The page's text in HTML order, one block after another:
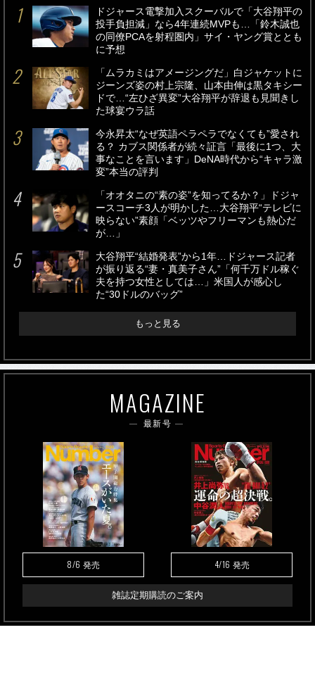
ドジャース電撃加入スクーバルで「大谷翔平の
投手負担減」なら4年連続MVPも…「鈴木誠也
の同僚PCAを射程圏内」サイ・ヤング賞ととも
に予想
「ムラカミはアメージングだ」白ジャケットに
ジーンズ姿の村上宗隆、山本由伸は黒タキシー
ドで…“左ひざ異変”大谷翔平が辞退も見聞きし
た球宴ウラ話
今永昇太“なぜ英語ペラペラでなくても”愛され
る？ カブス関係者が続々証言「最後に1つ、大
事なことを言います」DeNA時代から“キャラ激
変”本当の評判
「オオタニの“素の姿”を知ってるか？」ドジャ
ースコーチ3人が明かした…大谷翔平“テレビに
映らない”素顔「ベッツやフリーマンも熱心だ
が…」
大谷翔平“結婚発表”から1年…ドジャース記者
が振り返る“妻・真美子さん”「何千万ドル稼ぐ
夫を持つ女性としては…」米国人が感心し
た“30ドルのバッグ”
もっと見る
MAGAZINE
最新号
8/6 発売 4/16 発売
雑誌定期購読のご案内